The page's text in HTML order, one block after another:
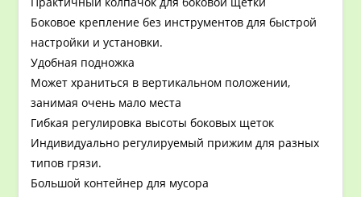
Боковое крепление без инструментов для быстрой
настройки и установки.
Удобная подножка
Может храниться в вертикальном положении,
занимая очень мало места
Гибкая регулировка высоты боковых щеток
Индивидуально регулируемый прижим для разных
типов грязи.
Большой контейнер для мусора